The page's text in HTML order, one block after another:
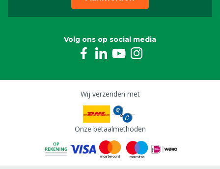
Kogelvoet tbv MS EasyScale Pro
4309766
Volg ons op social media
Wij verzenden met
Onze betaalmethoden